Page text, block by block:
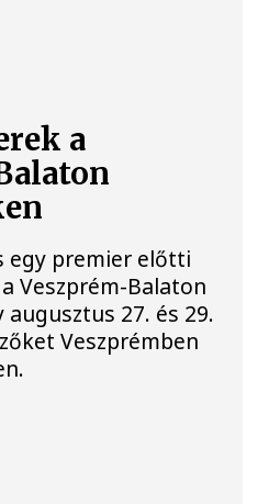
a
egy premier előtti
Veszprém-Balaton
27. és 29.
Veszprémben